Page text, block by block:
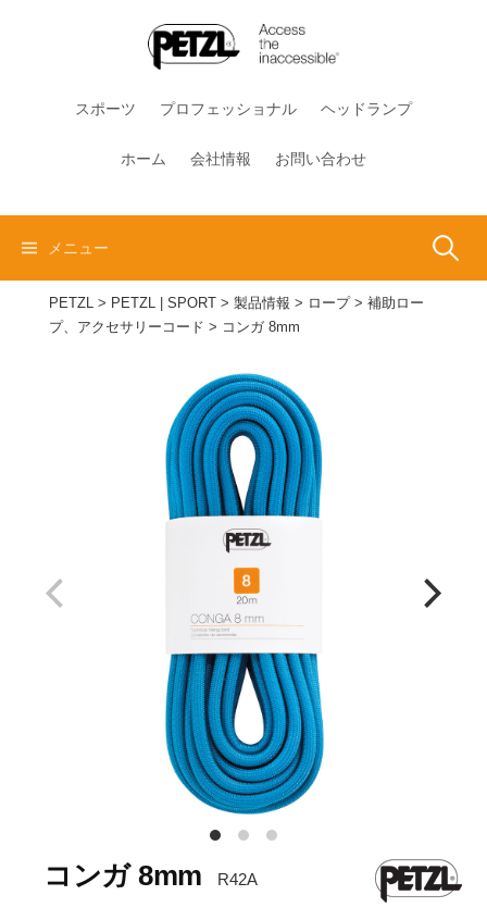
スポーツ プロフェッショナル ヘッドランプ
ホーム 会社情報 お問い合わせ
メニュー 検
PETZL > PETZL | SPORT > 製品情報 > ロープ> 補助ロー
プ、アクセサリーコード > コンガ 8mm
コンガ 8mm R42A